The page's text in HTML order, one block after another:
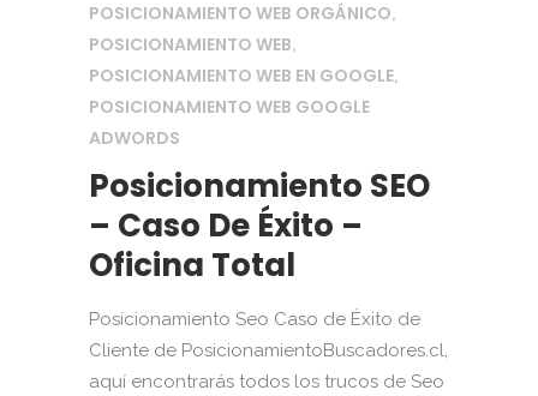
POSICIONAMIENTO WEB ORGÁNICO,
POSICIONAMIENTO WEB,
POSICIONAMIENTO WEB EN GOOGLE,
POSICIONAMIENTO WEB GOOGLE
ADWORDS
Posicionamiento SEO
– Caso De Éxito –
Oficina Total
Posicionamiento Seo Caso de Éxito de
Cliente de PosicionamientoBuscadores.cl,
aquí encontrarás todos los trucos de Seo